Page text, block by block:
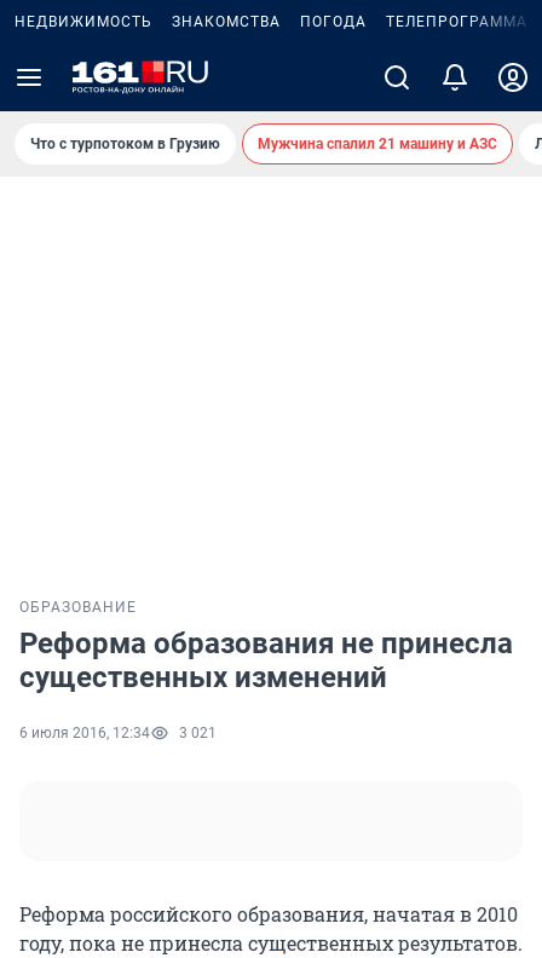
НЕДВИЖИМОСТЬ ЗНАКОМСТВА ПОГОДА ТЕЛЕПРОГРАММА
Что с турпотоком в Грузию Мужчина спалил 21 машину и АЗС
ОБРАЗОВАНИЕ
Реформа образования не принесла
существенных изменений
6 июля 2016, 12:34 3 021
Реформа российского образования, начатая в 2010
году, пока не принесла существенных результатов.